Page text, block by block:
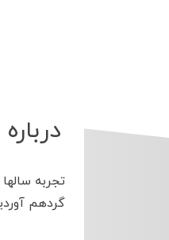
تجربه
گردهم